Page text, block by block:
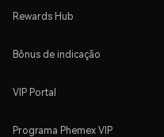
Rewards Hub
Bônus de indicação
VIP Portal
Programa Phemex VIP